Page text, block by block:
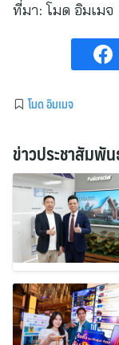
ที่มา: โมด อิมเมจ
โมด อิมเมจ
ข่าวประชาสัมพั